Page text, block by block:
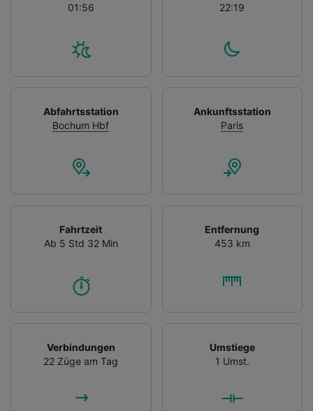
01:56
22:19
Abfahrtsstation
Bochum Hbf
Ankunftsstation
Paris
Fahrtzeit
Ab 5 Std 32 Min
Entfernung
453 km
Verbindungen
22 Züge am Tag
Umstiege
1 Umst.